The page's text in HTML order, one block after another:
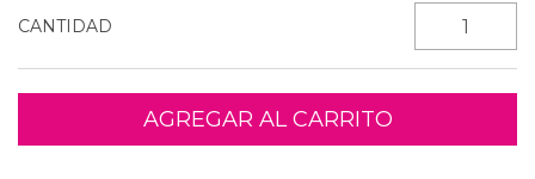
CANTIDAD